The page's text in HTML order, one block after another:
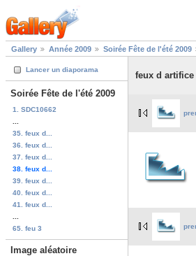
Gallery Année 2009 Soirée Fête de l'été 2009
Lancer un diaporama
Soirée Fête de l'été 2009
1. SDC10662
35. feux d...
36. feux d...
37. feux d...
38. feux d...
39. feux d...
40. feux d...
41. feux d...
65. feu 3
Image aléatoire
feux d artifice